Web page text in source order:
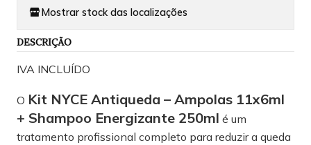
Mostrar stock das localizações
DESCRIÇÃO
IVA INCLUÍDO
O Kit NYCE Antiqueda – Ampolas 11x6ml
+ Shampoo Energizante 250ml é um
tratamento profissional completo para reduzir a queda